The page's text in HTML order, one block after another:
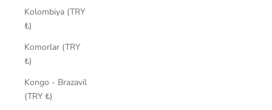
Kolombiya (TRY
₺)
Komorlar (TRY
₺)
Kongo - Brazavil
(TRY ₺)